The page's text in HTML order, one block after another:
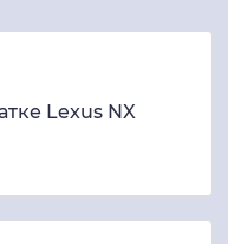
Lexus NX